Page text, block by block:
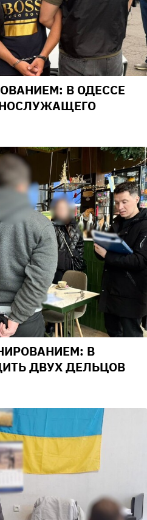
В ОДЕССЕ
В
ДВУХ ДЕЛЬЦОВ